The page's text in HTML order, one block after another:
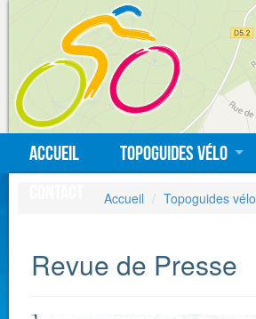
Accueil Topoguides vélo
Accueil Topoguides vélo
Revue de Presse